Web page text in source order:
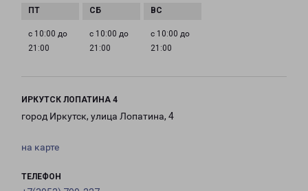
с 10:00 до
21:00
с 10:00 до
21:00
с 10:00 до
21:00
ИРКУТСК ЛОПАТИНА 4
город Иркутск, улица Лопатина, 4
на карте
ТЕЛЕФОН